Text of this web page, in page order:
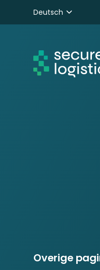
Deutsch
Nederlands
Overige